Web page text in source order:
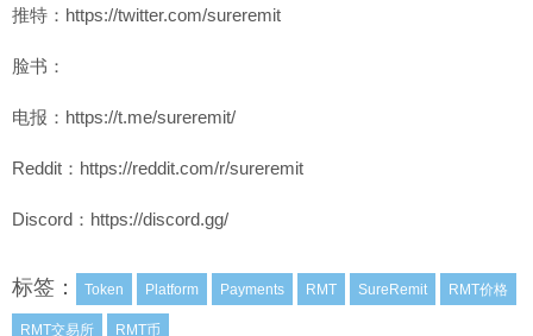
推特：https://twitter.com/sureremit
脸书：
电报：https://t.me/sureremit/
Reddit：https://reddit.com/r/sureremit
Discord：https://discord.gg/
标签： Token Platform Payments RMT SureRemit RMT价格
RMT交易所 RMT币